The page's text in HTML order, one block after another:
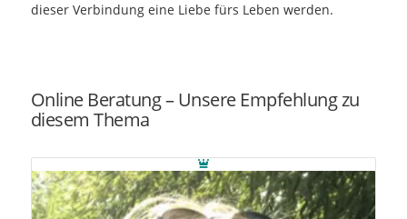
dieser Verbindung eine Liebe fürs Leben werden.
Online Beratung – Unsere Empfehlung zu
diesem Thema